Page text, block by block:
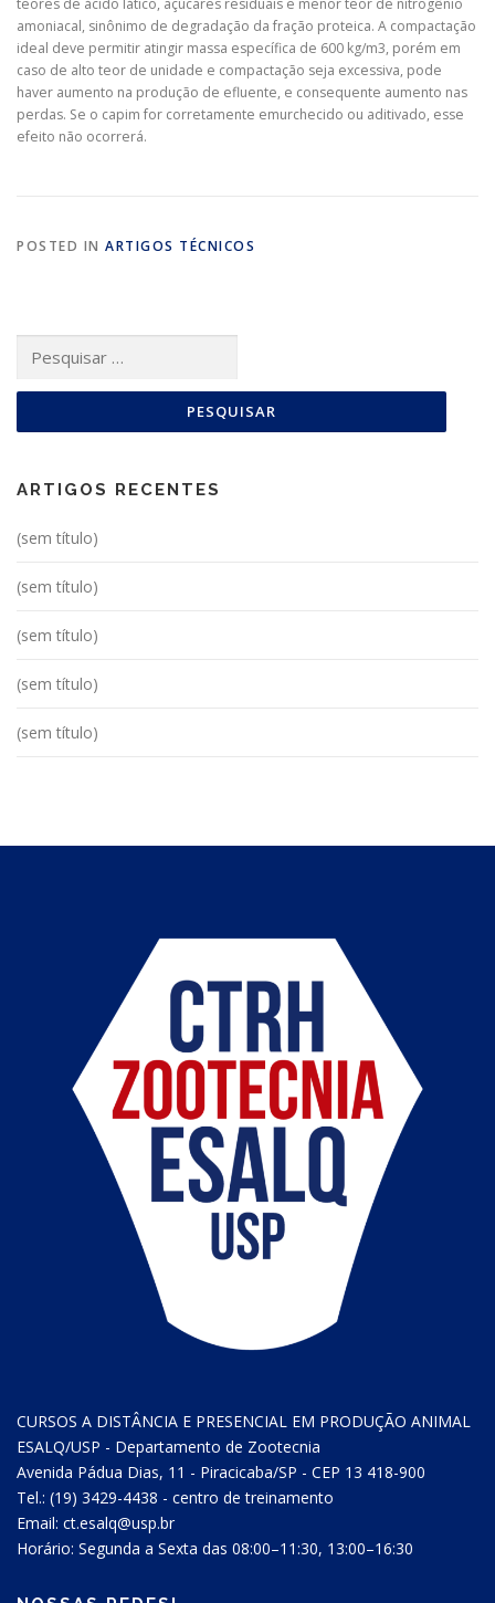
teores de ácido lático, açúcares residuais e menor teor de nitrogênio
amoniacal, sinônimo de degradação da fração proteica. A compactação
ideal deve permitir atingir massa específica de 600 kg/m3, porém em
caso de alto teor de unidade e compactação seja excessiva, pode
haver aumento na produção de efluente, e consequente aumento nas
perdas. Se o capim for corretamente emurchecido ou aditivado, esse
efeito não ocorrerá.
POSTED IN ARTIGOS TÉCNICOS
por:
ARTIGOS RECENTES
(sem título)
(sem título)
(sem título)
(sem título)
(sem título)
CURSOS A DISTÂNCIA E PRESENCIAL EM PRODUÇÃO ANIMAL
ESALQ/USP - Departamento de Zootecnia
Avenida Pádua Dias, 11 - Piracicaba/SP - CEP 13 418-900
Tel.: (19) 3429-4438 - centro de treinamento
Email: ct.esalq@usp.br
Horário: Segunda a Sexta das 08:00–11:30, 13:00–16:30